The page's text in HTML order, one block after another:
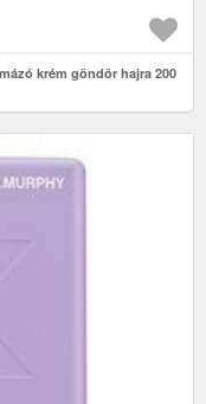
krém göndör hajra 200